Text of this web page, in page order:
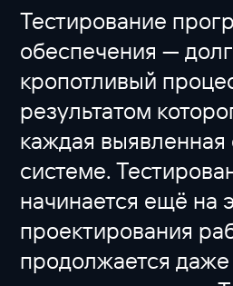
Тестирование
обеспечения —
кропотливый
результатом
каждая
системе.
начинается ещё на
проектирования
продолжается